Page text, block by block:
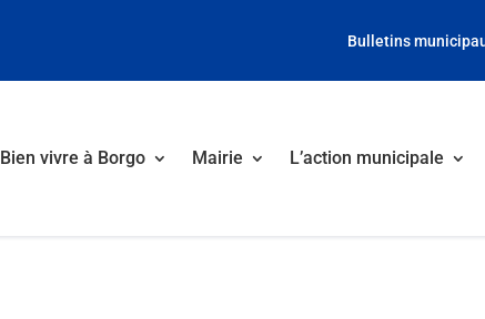
Bulletins
Bien vivre à Borgo Mairie L’action municipale